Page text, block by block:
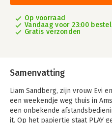
Op voorraad
Vandaag voor 23:00
Gratis verzonden
Samenvatting
Liam Sandberg, zijn vrouw Evi
een weekendje weg thuis in
een onbekende
it. Op het papiertje staat PLAY